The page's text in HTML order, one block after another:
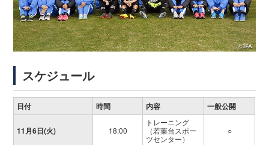
スケジュール
日付 時間 内容 一般公開
11月6日(火) 18:00
トレーニング
（若葉台スポー
ツセンター）
○